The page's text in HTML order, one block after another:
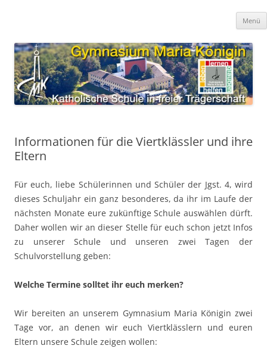
Menü
Informationen für die Viertklässler und ihre
Eltern
Für euch, liebe Schülerinnen und Schüler der Jgst. 4, wird
dieses Schuljahr ein ganz besonderes, da ihr im Laufe der
nächsten Monate eure zukünftige Schule auswählen dürft.
Daher wollen wir an dieser Stelle für euch schon jetzt Infos
zu unserer Schule und unseren zwei Tagen der
Schulvorstellung geben:
Welche Termine solltet ihr euch merken?
Wir bereiten an unserem Gymnasium Maria Königin zwei
Tage vor, an denen wir euch Viertklässlern und euren
Eltern unsere Schule zeigen wollen: